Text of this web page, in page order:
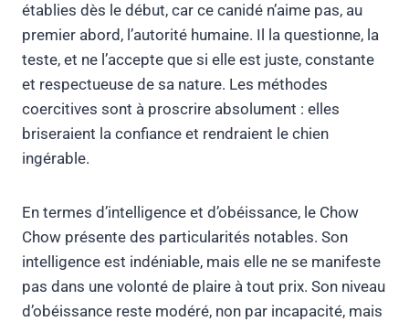
établies dès le début, car ce canidé n’aime pas, au
premier abord, l’autorité humaine. Il la questionne, la
teste, et ne l’accepte que si elle est juste, constante
et respectueuse de sa nature. Les méthodes
coercitives sont à proscrire absolument : elles
briseraient la confiance et rendraient le chien
ingérable.
En termes d’intelligence et d’obéissance, le Chow
Chow présente des particularités notables. Son
intelligence est indéniable, mais elle ne se manifeste
pas dans une volonté de plaire à tout prix. Son niveau
d’obéissance reste modéré, non par incapacité, mais